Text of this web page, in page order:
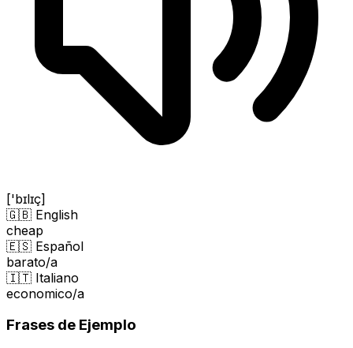
['bɪlɪç]
🇬🇧 English
cheap
🇪🇸 Español
barato/a
🇮🇹 Italiano
economico/a
Frases de Ejemplo